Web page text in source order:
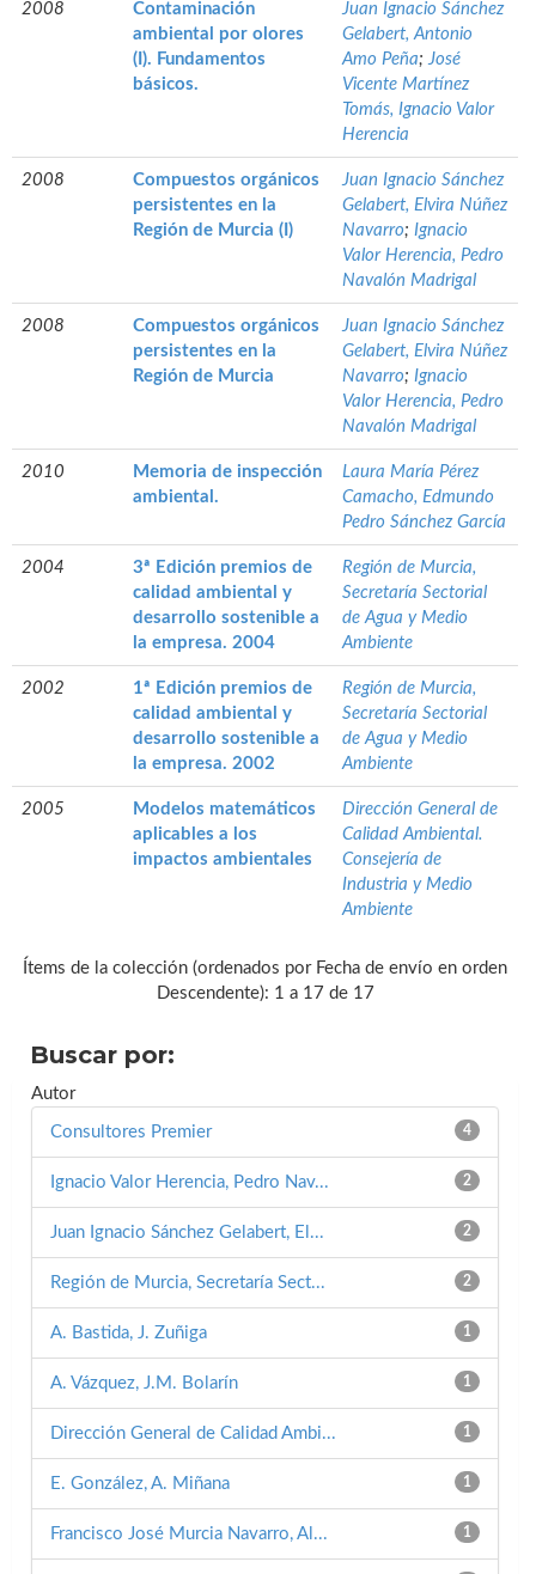
2008
Contaminación
ambiental por olores
(I). Fundamentos
básicos.
Juan Ignacio Sánchez
Gelabert, Antonio
Amo Peña;José
Vicente Martínez
Tomás, Ignacio Valor
Herencia
2008
Compuestos orgánicos
persistentes en la
Región de Murcia (I)
Juan Ignacio Sánchez
Gelabert, Elvira Núñez
Navarro; Ignacio
Valor Herencia, Pedro
Navalón Madrigal
2008
Compuestos orgánicos
persistentes en la
Región de Murcia
Juan Ignacio Sánchez
Gelabert, Elvira Núñez
Navarro; Ignacio
Valor Herencia, Pedro
Navalón Madrigal
2010
Memoria de inspección
ambiental.
Laura María Pérez
Camacho, Edmundo
Pedro Sánchez García
2004
3ª Edición premios de
calidad ambiental y
desarrollo sostenible a
la empresa. 2004
Región de Murcia,
Secretaría Sectorial
de Agua y Medio
Ambiente
2002
1ª Edición premios de
calidad ambiental y
desarrollo sostenible a
la empresa. 2002
Región de Murcia,
Secretaría Sectorial
de Agua y Medio
Ambiente
2005
Modelos matemáticos
aplicables a los
impactos ambientales
Dirección General de
Calidad Ambiental.
Consejería de
Industria y Medio
Ambiente
Ítems de la colección (ordenados por Fecha de envío en orden
Descendente): 1 a 17 de 17
Buscar por:
Autor
4
Consultores Premier
2
Ignacio Valor Herencia, Pedro Nav...
2
Juan Ignacio Sánchez Gelabert, El...
2
Región de Murcia, Secretaría Sect...
1
A. Bastida, J. Zuñiga
1
A. Vázquez, J.M. Bolarín
1
Dirección General de Calidad Ambi...
1
E. González, A. Miñana
1
Francisco José Murcia Navarro, Al...